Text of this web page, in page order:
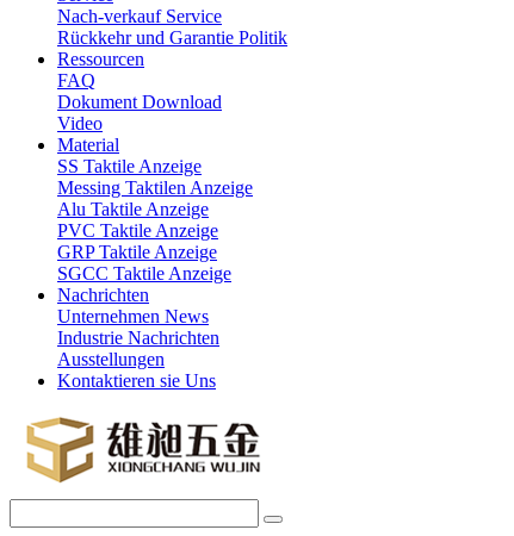
Nach-verkauf Service
Rückkehr und Garantie Politik
Ressourcen
FAQ
Dokument Download
Video
Material
SS Taktile Anzeige
Messing Taktilen Anzeige
Alu Taktile Anzeige
PVC Taktile Anzeige
GRP Taktile Anzeige
SGCC Taktile Anzeige
Nachrichten
Unternehmen News
Industrie Nachrichten
Ausstellungen
Kontaktieren sie Uns